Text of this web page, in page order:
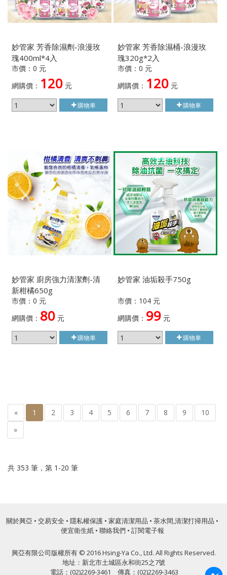
妙管家 芳香除濕劑-浪漫玫
瑰400ml*4入
市價：0 元
網購價： 120 元
購物車
妙管家 芳香除濕桶-浪漫玫
瑰320g*2入
市價：0 元
網購價： 120元
購物車
妙管家 廚房強力清潔劑-清
新柑橘650g
市價：0 元
網購價： 80 元
購物車
妙管家 油垢殺手750g
市價：104 元
網購價： 99元
購物車
« 1 2 3 4 5 6 7 8 9
10
»
共 353 筆，第 1-20 筆
關於興亞 • 交易安全 • 隱私權保護 • 家庭清潔用品 • 茶水間,清潔打掃用品 •
便宜衛生紙 • 聯絡我們 • 訂閱電子報
興亞有限公司版權所有 © 2016 Hsing-Ya Co., Ltd. All Rights Reserved.
地址：新北市土城區永和街25之7號
電話：(02)2269-3461 傳真：(02)2269-3463